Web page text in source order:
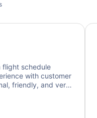
flight schedule
with customer
friendly, and very
of the next steps.